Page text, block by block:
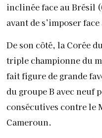
inclinée face au Brésil
avant de s’imposer
De son côté, la Corée
triple championne du
fait figure de grande
du groupe B avec neuf
consécutives contre le
Cameroun.